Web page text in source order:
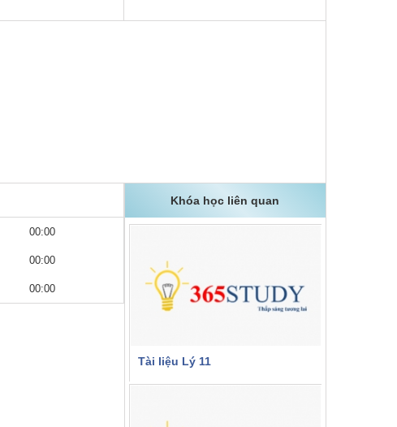
00:00
00:00
00:00
Khóa học liên quan
Tài liệu Lý 10
5 (1)
00h00m - 16856 lượt học
Tài liệu Lý 11